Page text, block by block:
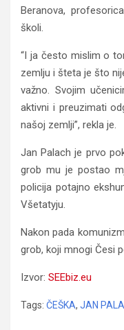
Beranova,
školi.
“I ja često mislim o
zemlju i šteta je što
važno. Svojim
aktivni i preuzimati
našoj zemlji”, rekla je.
Jan Palach je prvo
grob mu je postao
policija potajno
Všetatyju.
Nakon pada
grob, koji mnogi Česi
Izvor: SEEbiz.eu
Tags: ČEŠKA, JAN